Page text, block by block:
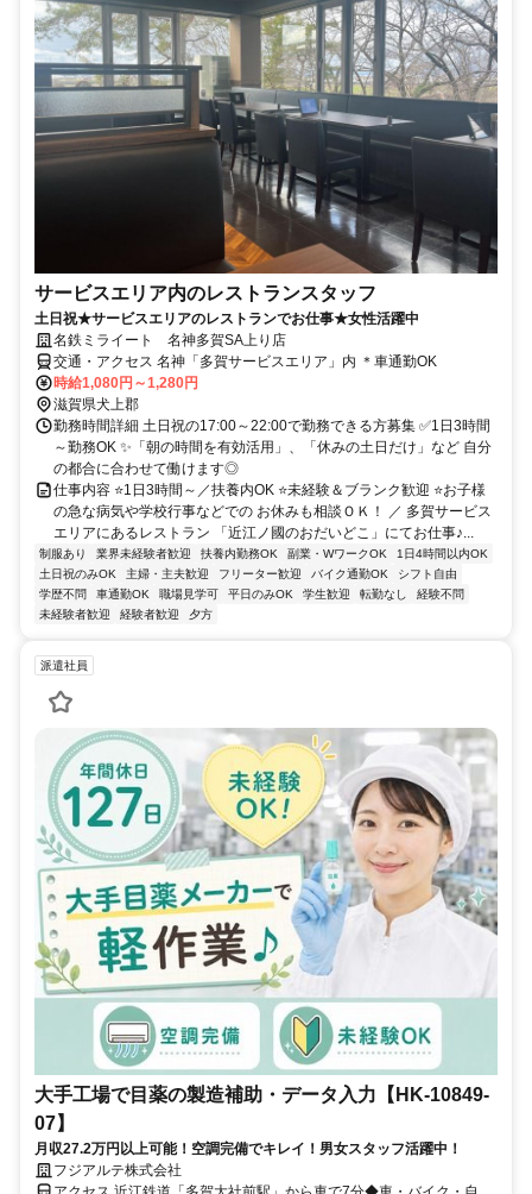
サービスエリア内のレストランスタッフ
土日祝★サービスエリアのレストランでお仕事★女性活躍中
名鉄ミライート 名神多賀SA上り店
交通・アクセス 名神「多賀サービスエリア」内 ＊車通勤OK
時給1,080円～1,280円
滋賀県犬上郡
勤務時間詳細 土日祝の17:00～22:00で勤務できる方募集 ✅1日3時間
～勤務OK ✨「朝の時間を有効活用」、「休みの土日だけ」など 自分
の都合に合わせて働けます◎
仕事内容 ⭐1日3時間～／扶養内OK ⭐未経験＆ブランク歓迎 ⭐お子様
の急な病気や学校行事などでの お休みも相談ＯＫ！ ／ 多賀サービス
エリアにあるレストラン 「近江ノ國のおだいどこ」にてお仕事♪...
制服あり 業界未経験者歓迎 扶養内勤務OK 副業・WワークOK
1日4時間以内OK
土日祝のみOK
主婦・主夫歓迎 フリーター歓迎 バイク通勤OK
シフト自由
学歴不問
車通勤OK 職場見学可 平日のみOK 学生歓迎 転勤なし
経験不問
未経験者歓迎
経験者歓迎 夕方
派遣社員
大手工場で目薬の製造補助・データ入力【HK-10849-
07】
月収27.2万円以上可能！空調完備でキレイ！男女スタッフ活躍中！
フジアルテ株式会社